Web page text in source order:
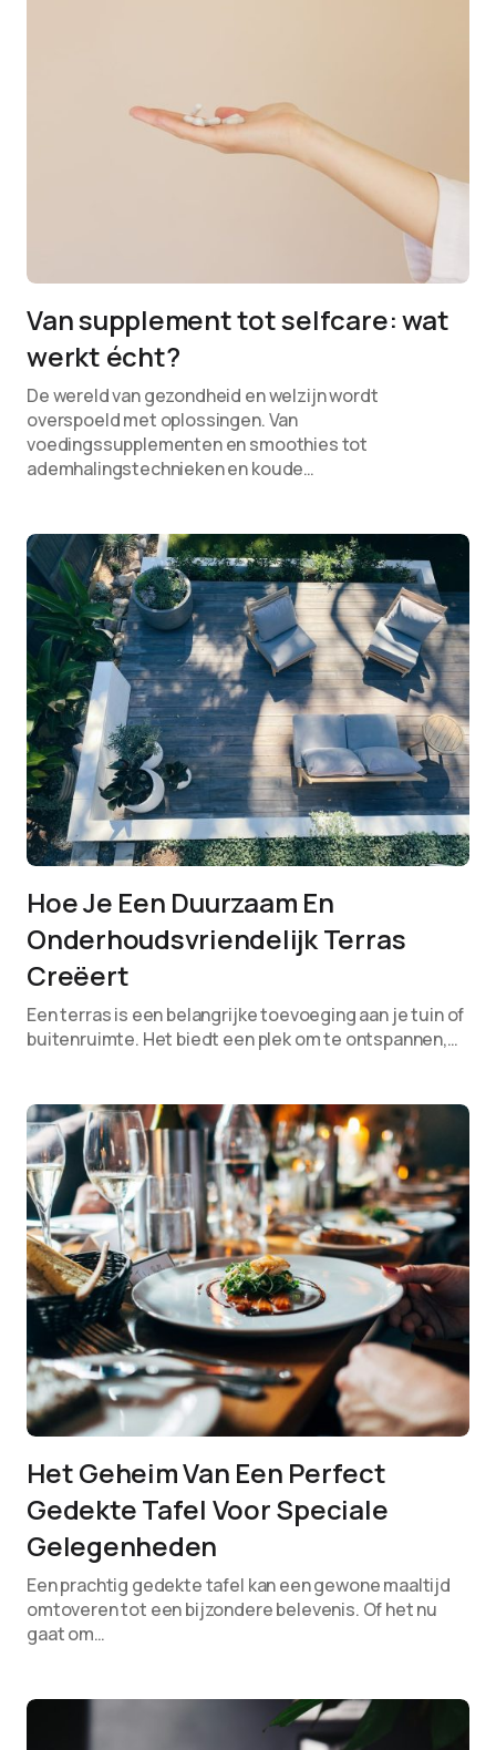
Van supplement tot selfcare: wat
werkt écht?
De wereld van gezondheid en welzijn wordt
overspoeld met oplossingen. Van
voedingssupplementen en smoothies tot
ademhalingstechnieken en koude…
Hoe Je Een Duurzaam En
Onderhoudsvriendelijk Terras
Creëert
Een terras is een belangrijke toevoeging aan je tuin of
buitenruimte. Het biedt een plek om te ontspannen,…
Het Geheim Van Een Perfect
Gedekte Tafel Voor Speciale
Gelegenheden
Een prachtig gedekte tafel kan een gewone maaltijd
omtoveren tot een bijzondere belevenis. Of het nu
gaat om…